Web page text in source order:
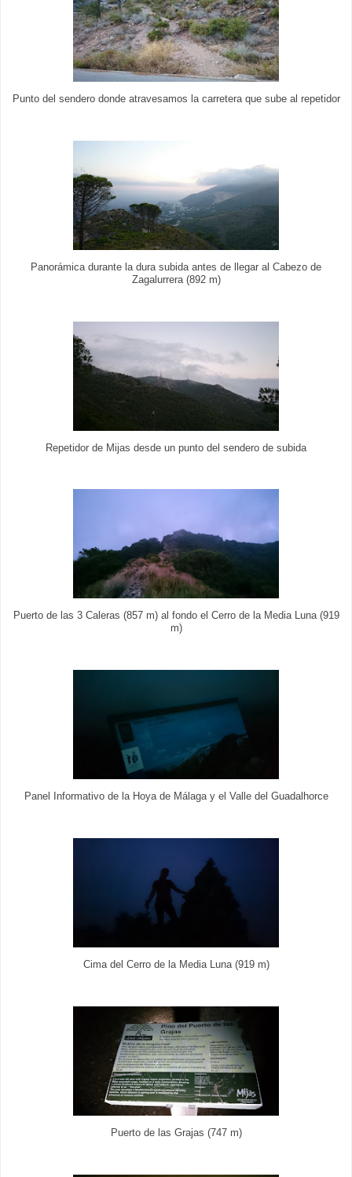
Punto del sendero donde atravesamos la carretera que sube al repetidor
Panorámica durante la dura subida antes de llegar al Cabezo de
Zagalurrera (892 m)
Repetidor de Mijas desde un punto del sendero de subida
Puerto de las 3 Caleras (857 m) al fondo el Cerro de la Media Luna (919
m)
Panel Informativo de la Hoya de Málaga y el Valle del Guadalhorce
Cima del Cerro de la Media Luna (919 m)
Puerto de las Grajas (747 m)